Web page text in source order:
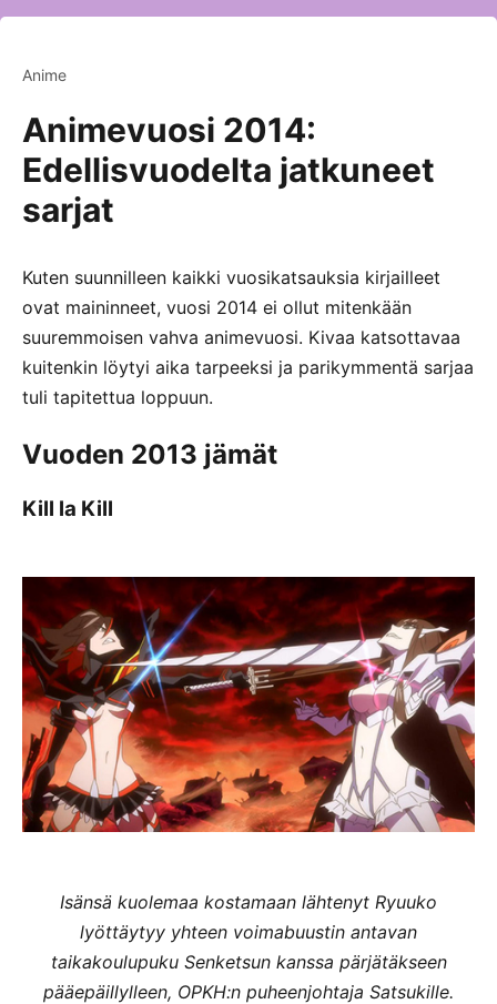
Anime
Animevuosi 2014:
Edellisvuodelta jatkuneet
sarjat
Kuten suunnilleen kaikki vuosikatsauksia kirjailleet
ovat maininneet, vuosi 2014 ei ollut mitenkään
suuremmoisen vahva animevuosi. Kivaa katsottavaa
kuitenkin löytyi aika tarpeeksi ja parikymmentä sarjaa
tuli tapitettua loppuun.
Vuoden 2013 jämät
Kill la Kill
Isänsä kuolemaa kostamaan lähtenyt Ryuuko
lyöttäytyy yhteen voimabuustin antavan
taikakoulupuku Senketsun kanssa pärjätäkseen
pääepäillylleen, OPKH:n puheenjohtaja Satsukille.